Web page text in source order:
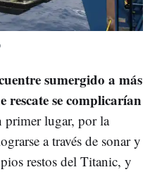
sumergido a más
rescate se complicarían
primer lugar, por la
a través de sonar y
restos del Titanic, y